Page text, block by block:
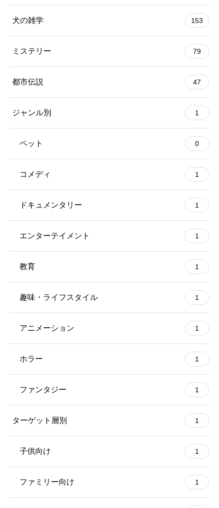
犬の雑学 153
ミステリー 79
都市伝説 47
ジャンル別 1
ペット 0
コメディ 1
ドキュメンタリー 1
エンターテイメント 1
教育 1
趣味・ライフスタイル 1
アニメーション 1
ホラー 1
ファンタジー 1
ターゲット層別 1
子供向け 1
ファミリー向け 1